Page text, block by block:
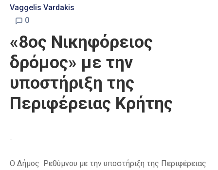
Vaggelis Vardakis
0
«8ος Νικηφόρειος
δρόμος» με την
υποστήριξη της
Περιφέρειας Κρήτης
Ο Δήμος Ρεθύμνου με την υποστήριξη της Περιφέρειας